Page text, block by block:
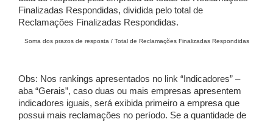
Finalizadas Respondidas, dividida pelo total de
Reclamações Finalizadas Respondidas.
Soma dos prazos de resposta / Total de Reclamações Finalizadas Respondidas
Obs: Nos rankings apresentados no link “Indicadores” –
aba “Gerais”, caso duas ou mais empresas apresentem
indicadores iguais, será exibida primeiro a empresa que
possui mais reclamações no período. Se a quantidade de